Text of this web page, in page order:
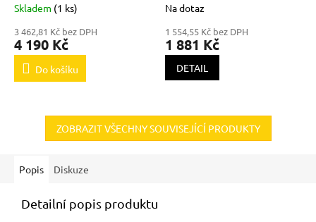
Skladem (1 ks)
3 462,81 Kč bez DPH
4 190 Kč
Do košíku
Na dotaz
1 554,55 Kč bez DPH
1 881 Kč
DETAIL
ZOBRAZIT VŠECHNY SOUVISEJÍCÍ PRODUKTY
Popis Diskuze
Detailní popis produktu